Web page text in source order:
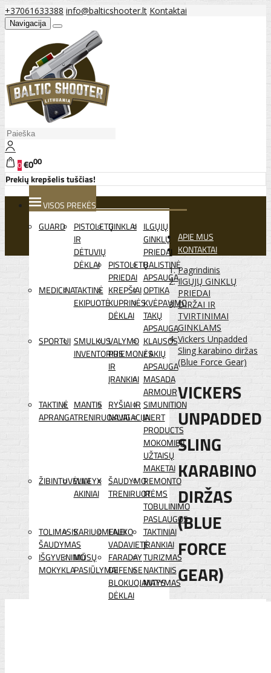
+37061633388 info@balticshooter.lt Kontaktai
Navigacija
0€000
Prekių krepšelis tuščias!
VISOS PREKĖS
GUARD
PISTOLETŲ
IR
DĖTUVIŲ
DĖKLAI
GINKLAI ILGŲJŲ
GINKLŲ
PRIEDAI
PISTOLETŲ
PRIEDAI
BALISTINĖ
APSAUGA
MEDICINATAKTINĖ
EKIPUOTĖ
KREPŠIAI
KUPRINĖS
DĖKLAI
OPTIKA
KVĖPAVIMO
TAKŲ
APSAUGA
SPORTUI SMULKUS
INVENTORIUS
VALYMO
PRIEMONĖS
IR
ĮRANKIAI
KLAUSOS
/ AKIŲ
APSAUGA
MASADA
ARMOUR
TAKTINĖ
APRANGA
MANTIS
TRENIRUOKLIAI
RYŠIAI IR
NAVIGACIJA
SIMUNITION
INERT
PRODUCTS
MOKOMIEJI
UŽTAISŲ
MAKETAI
ŽIBINTUVĖLIAI
WILEYX
AKINIAI
ŠAUDYMO
TRENIRUOTĖMS
REMONTO
IR
TOBULINIMO
PASLAUGOS
TOLIMASIS
ŠAUDYMAS
KARIUOMENEI
LAUKO
VADAVIETĖ
TAKTINIAI
ĮRANKIAI
IŠGYVENIMO
MOKYKLA
MŪSŲ
PASIŪLYMAI
FARADAY
DEFENSE
BLOKUOJANTYS
DĖKLAI
TURIZMAS
NAKTINIS
MATYMAS
APIE MUS
KONTAKTAI
Pagrindinis
IlGŲJŲ GINKLŲ
PRIEDAI
DIRŽAI IR
TVIRTINIMAI
GINKLAMS
Vickers Unpadded
Sling karabino diržas
(Blue Force Gear)
VICKERS
UNPADDED
SLING
KARABINO
DIRŽAS
(BLUE
FORCE
GEAR)